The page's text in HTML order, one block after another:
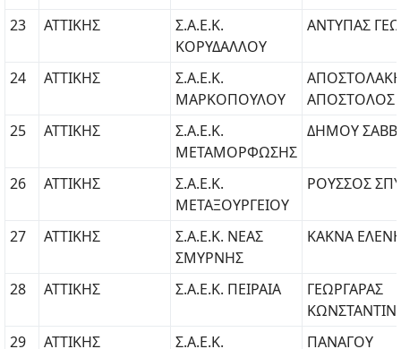
23
ΑΤΤΙΚΗΣ
Σ.Α.Ε.Κ.
ΚΟΡΥΔΑΛΛΟΥ
ΑΝΤΥΠΑΣ
24 ΑΤΤΙΚΗΣ
Σ.Α.Ε.Κ.
ΜΑΡΚΟΠΟΥΛΟΥ
ΑΠΟΣΤΟΛΟΣ
25
ΑΤΤΙΚΗΣ
Σ.Α.Ε.Κ.
ΜΕΤΑΜΟΡΦΩΣΗΣ
ΔΗΜΟΥ
26 ΑΤΤΙΚΗΣ
Σ.Α.Ε.Κ.
ΜΕΤΑΞΟΥΡΓΕΙΟΥ
ΡΟΥΣΣΟΣ
27 ΑΤΤΙΚΗΣ
Σ.Α.Ε.Κ. ΝΕΑΣ
ΣΜΥΡΝΗΣ
ΚΑΚΝΑ
28 ΑΤΤΙΚΗΣ Σ.Α.Ε.Κ. ΠΕΙΡΑΙΑ
ΓΕΩΡΓΑΡΑΣ
29
ΑΤΤΙΚΗΣ
Σ.Α.Ε.Κ.
ΠΑΝΑΓΟΥ